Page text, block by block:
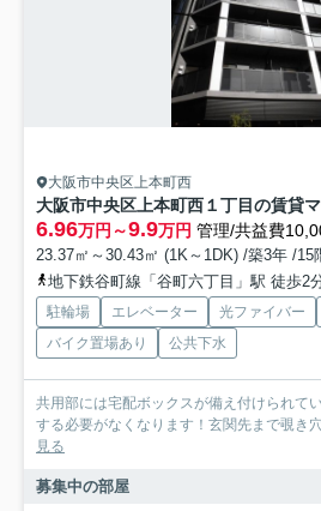
大阪市中央区上本町西
大阪市中央区上本町西１丁目の賃貸
6.96万円～9.9万円 管理/共益費
23.37㎡～30.43㎡ (1K～1DK) /築3年 /15
地下鉄谷町線「谷町六丁目」駅 徒歩2
駐輪場 エレベーター 光ファイバー
バイク置場あり
公共下水
共用部には宅配ボックスが備え付けられて
する必要がなくなります！玄関先まで覗き
見る
募集中の部屋